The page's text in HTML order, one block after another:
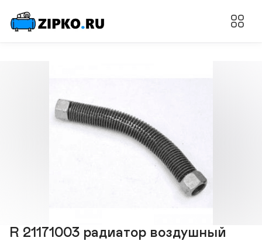
R 21171003 радиатор воздушный